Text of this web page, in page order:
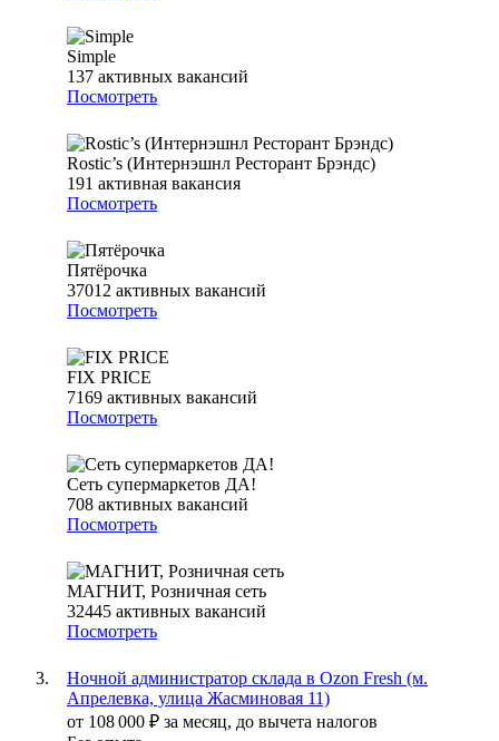
Simple
137 активных вакансий
Посмотреть
Rostic’s (Интернэшнл Ресторант Брэндс)
191 активная вакансия
Посмотреть
Пятёрочка
37012 активных вакансий
Посмотреть
FIX PRICE
7169 активных вакансий
Посмотреть
Сеть супермаркетов ДА!
708 активных вакансий
Посмотреть
МАГНИТ, Розничная сеть
32445 активных вакансий
Посмотреть
Ночной администратор склада в Ozon Fresh (м.
Апрелевка, улица Жасминовая 11)
от 108 000 ₽ за месяц, до вычета налогов